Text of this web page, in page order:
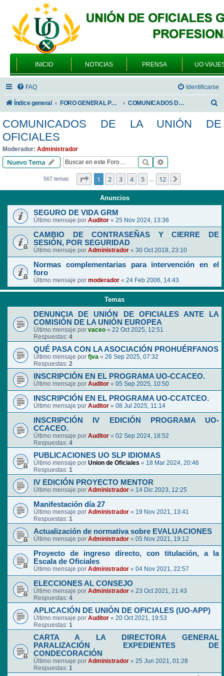
INICIO NOTICIAS PRENSA UO
FAQ Identificarse
Índice general FORO GENERAL PARA TODOS LOS USUARIOS COMUNICADOS DE LA UNIÓN DE OFICIALES
s
COMUNICADOS DE LA UNIÓN DE
OFICIALES
Moderador: Administrador
Nuevo Tema Buscar
567 temas Página de 12
1 2 3 4 5 … 12
Anuncios
SEGURO DE VIDA GRM
Último mensaje por Auditor « 25 Nov 2024, 13:36
CAMBIO DE CONTRASEÑAS Y CIERRE DE
SESIÓN, POR SEGURIDAD
Último mensaje por Administrador « 30 Oct 2018, 23:10
Normas complementarias para intervención en el
foro
Último mensaje por moderador « 24 Feb 2006, 14:43
Temas
DENUNCIA DE UNIÓN DE OFICIALES ANTE LA
COMISIÓN DE LA UNIÓN EUROPEA
Último mensaje por vaceo « 22 Oct 2025, 12:51
Respuestas: 4
QUÉ PASA CON LA ASOCIACIÓN PROHUÉRFANOS
Último mensaje por fjva « 26 Sep 2025, 07:32
Respuestas: 2
INSCRIPCIÓN EN EL PROGRAMA UO-CCACEO.
Último mensaje por Auditor « 05 Sep 2025, 10:50
INSCRIPCIÓN EN EL PROGRAMA UO-CCATCEO.
Último mensaje por Auditor « 08 Jul 2025, 11:14
INSCRIPCIÓN IV EDICIÓN PROGRAMA UO-
CCACEO.
Último mensaje por Auditor « 02 Sep 2024, 18:52
Respuestas: 4
PUBLICACIONES UO SLP IDIOMAS
Último mensaje por Union de Oficiales « 18 Mar 2024, 20:46
Respuestas: 1
IV EDICIÓN PROYECTO MENTOR
Último mensaje por Administrador « 14 Dic 2023, 12:25
Manifestación día 27
Último mensaje por Administrador « 19 Nov 2021, 13:41
Respuestas: 1
Actualización de normativa sobre EVALUACIONES
Último mensaje por Administrador « 05 Nov 2021, 19:12
Proyecto de ingreso directo, con titulación, a la
Escala de Oficiales
Último mensaje por Administrador « 04 Nov 2021, 22:57
ELECCIONES AL CONSEJO
Último mensaje por Administrador « 23 Oct 2021, 21:43
Respuestas: 4
APLICACIÓN DE UNIÓN DE OFICIALES (UO-APP)
Último mensaje por Auditor « 20 Oct 2021, 19:53
Respuestas: 1
CARTA A LA DIRECTORA GENERAL
PARALIZACIÓN EXPEDIENTES DE
CONDECORACIÓN
Último mensaje por Administrador « 25 Jun 2021, 01:28
Respuestas: 1